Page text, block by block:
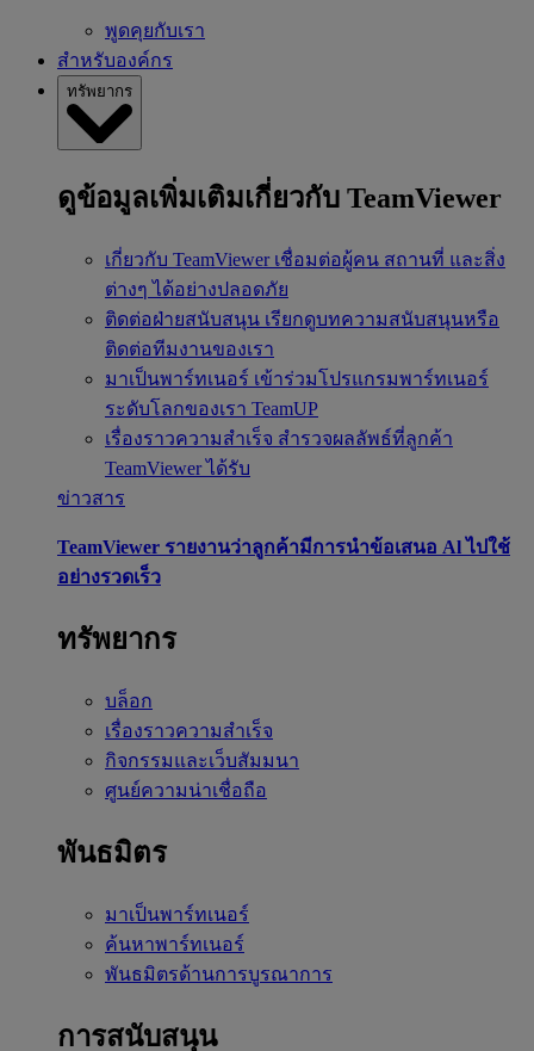
พูดคุยกับเรา
สำหรับองค์กร
ทรัพยากร
ดูข้อมูลเพิ่มเติมเกี่ยวกับ TeamViewer
เกี่ยวกับ TeamViewer เชื่อมต่อผู้คน สถานที่ และสิ่ง
ต่างๆ ได้อย่างปลอดภัย
ติดต่อฝ่ายสนับสนุน เรียกดูบทความสนับสนุนหรือ
ติดต่อทีมงานของเรา
มาเป็นพาร์ทเนอร์ เข้าร่วมโปรแกรมพาร์ทเนอร์
ระดับโลกของเรา TeamUP
เรื่องราวความสำเร็จ สำรวจผลลัพธ์ที่ลูกค้า
TeamViewer ได้รับ
ข่าวสาร
TeamViewer รายงานว่าลูกค้ามีการนำข้อเสนอ Al ไปใช้
อย่างรวดเร็ว
ทรัพยากร
บล็อก
เรื่องราวความสำเร็จ
กิจกรรมและเว็บสัมมนา
ศูนย์ความน่าเชื่อถือ
พันธมิตร
มาเป็นพาร์ทเนอร์
ค้นหาพาร์ทเนอร์
พันธมิตรด้านการบูรณาการ
การสนับสนุน